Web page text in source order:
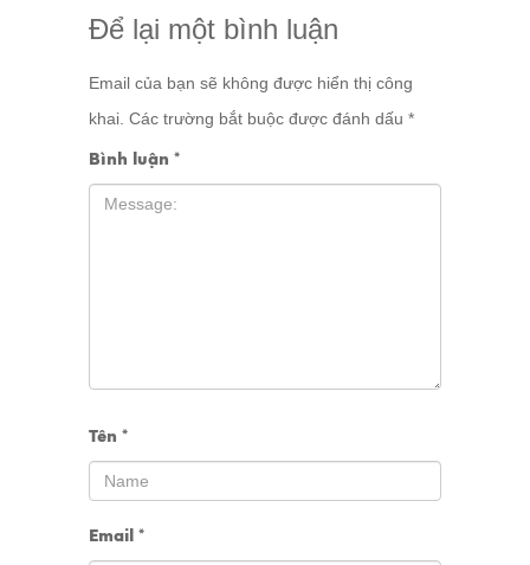
Để lại một bình luận
Email của bạn sẽ không được hiển thị công
khai. Các trường bắt buộc được đánh dấu *
Bình luận *
Tên *
Email *